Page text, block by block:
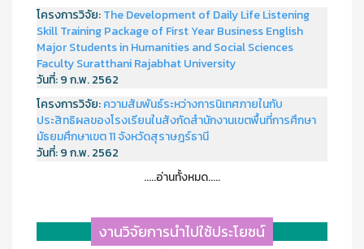
โครงการวิจัย:The Development of Daily Life Listening
Skill Training Package of First Year Business English
Major Students in Humanities and Social Sciences
Faculty Suratthani Rajabhat University
วันที่:9 ก.พ. 2562
โครงการวิจัย:ความสัมพันธ์ระหว่างการนิเทศภายในกับ
ประสิทธิผลของโรงเรียนในสังกัดสำนักงานเขตพื้นที่การศึกษา
มัธยมศึกษาเขต 11 จังหวัดสุราษฎร์ธานี
วันที่:9 ก.พ. 2562
.....อ่านทั้งหมด.....
งานวิจัยการนำไปใช้ประโยชน์